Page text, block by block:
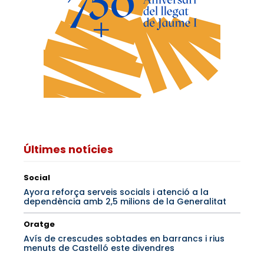
Últimes notícies
Social
Ayora reforça serveis socials i atenció a la
dependència amb 2,5 milions de la Generalitat
Oratge
Avís de crescudes sobtades en barrancs i rius
menuts de Castelló este divendres